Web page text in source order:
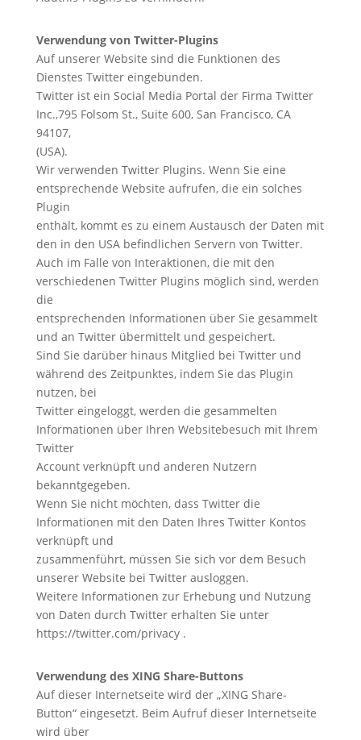
Verwendung von Twitter-Plugins
Auf unserer Website sind die Funktionen des
Dienstes Twitter eingebunden.
Twitter ist ein Social Media Portal der Firma Twitter
Inc.,795 Folsom St., Suite 600, San Francisco, CA
94107,
(USA).
Wir verwenden Twitter Plugins. Wenn Sie eine
entsprechende Website aufrufen, die ein solches
Plugin
enthält, kommt es zu einem Austausch der Daten mit
den in den USA befindlichen Servern von Twitter.
Auch im Falle von Interaktionen, die mit den
verschiedenen Twitter Plugins möglich sind, werden
die
entsprechenden Informationen über Sie gesammelt
und an Twitter übermittelt und gespeichert.
Sind Sie darüber hinaus Mitglied bei Twitter und
während des Zeitpunktes, indem Sie das Plugin
nutzen, bei
Twitter eingeloggt, werden die gesammelten
Informationen über Ihren Websitebesuch mit Ihrem
Twitter
Account verknüpft und anderen Nutzern
bekanntgegeben.
Wenn Sie nicht möchten, dass Twitter die
Informationen mit den Daten Ihres Twitter Kontos
verknüpft und
zusammenführt, müssen Sie sich vor dem Besuch
unserer Website bei Twitter ausloggen.
Weitere Informationen zur Erhebung und Nutzung
von Daten durch Twitter erhalten Sie unter
https://twitter.com/privacy .
Verwendung des XING Share-Buttons
Auf dieser Internetseite wird der „XING Share-
Button“ eingesetzt. Beim Aufruf dieser Internetseite
wird über